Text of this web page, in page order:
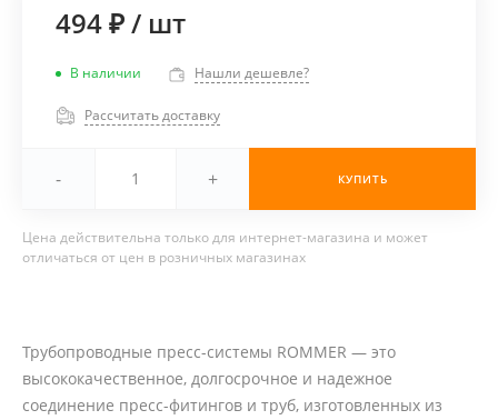
494 ₽/ шт
В наличии Нашли дешевле?
Рассчитать доставку
- + КУПИТЬ
Цена действительна только для интернет-магазина и может
отличаться от цен в розничных магазинах
Трубопроводные пресс-системы ROMMER — это
высококачественное, долгосрочное и надежное
соединение пресс-фитингов и труб, изготовленных из